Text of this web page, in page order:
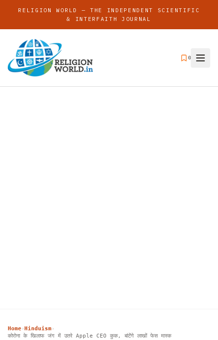
RELIGION WORLD — THE INDEPENDENT SCIENTIFIC
& INTERFAITH JOURNAL
0
Home› Hinduism›
कोरोना के खिलाफ जंग में उतरे Apple CEO कुक, बांटेंगे लाखों फेस मास्क